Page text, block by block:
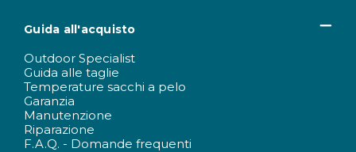
Guida all'acquisto
Outdoor Specialist
Guida alle taglie
Temperature sacchi a pelo
Garanzia
Manutenzione
Riparazione
F.A.Q. - Domande frequenti